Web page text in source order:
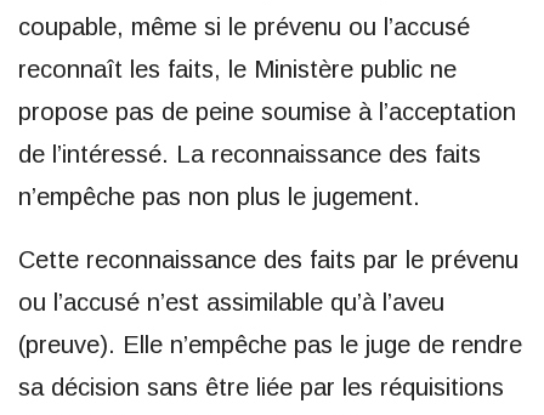
coupable, même si le prévenu ou l’accusé
reconnaît les faits, le Ministère public ne
propose pas de peine soumise à l’acceptation
de l’intéressé. La reconnaissance des faits
n’empêche pas non plus le jugement.
Cette reconnaissance des faits par le prévenu
ou l’accusé n’est assimilable qu’à l’aveu
(preuve). Elle n’empêche pas le juge de rendre
sa décision sans être liée par les réquisitions